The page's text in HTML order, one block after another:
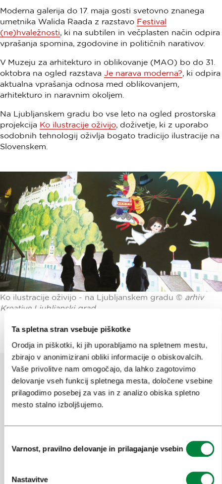
Ta spletna stran vsebuje piškotke
Orodja in piškotki, ki jih uporabljamo na spletnem mestu,
zbirajo v anonimizirani obliki informacije o obiskovalcih.
Vaše privolitve nam omogočajo, da lahko zagotovimo
delovanje vseh funkcij spletnega mesta, določene vsebine
prilagodimo posebej za vas in z analizo obiska spletno
mesto stalno izboljšujemo.
soglasja
Varnost, pravilno delovanje in prilagajanje vsebin
Nastavitve
Moderna galerija do 17. maja gosti svetovno znanega
umetnika Walida Raada z razstavo Festival
(ne)hvaležnosti, ki na subtilen in večplasten način odpira
vprašanja spomina, zgodovine in političnih narativov.
V Muzeju za arhitekturo in oblikovanje (MAO) bo do 31.
oktobra na ogled razstava Je narava moderna?, ki odpira
aktualna vprašanja odnosa med oblikovanjem,
arhitekturo in naravnim okoljem.
Na Ljubljanskem gradu bo vse leto na ogled prostorska
projekcija Ko ilustracije oživijo, doživetje, ki z uporabo
sodobnih tehnologij oživlja bogato tradicijo ilustracije na
Slovenskem.
Ko ilustracije oživijo - na Ljubljanskem gradu © arhiv
Kreative Ljubljanski grad
Pomagajte nam izboljšati spletno
mesto
Ste našli informacije, ki ste jih iskali?